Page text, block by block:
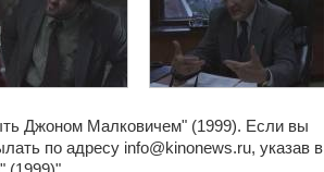
Джоном Малковичем" (1999). Если вы
по адресу info@kinonews.ru, указав в